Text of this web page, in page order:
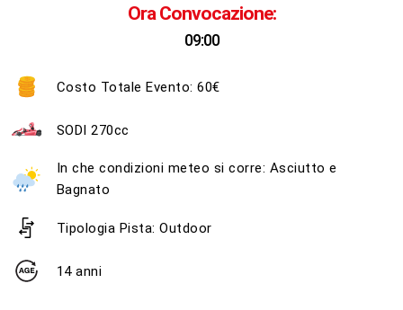
Ora Convocazione:
09:00
Costo Totale Evento: 60€
SODI 270cc
In che condizioni meteo si corre: Asciutto e
Bagnato
Tipologia Pista: Outdoor
14 anni